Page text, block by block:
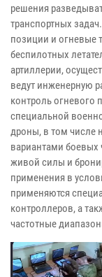
решения
транспортных
позиции и огневые
беспилотных
артиллерии,
ведут инженерную
контроль огневого
специальной
дроны, в том числе
вариантами боевых
живой силы и
применения в
применяются
контроллеров, а
частотные